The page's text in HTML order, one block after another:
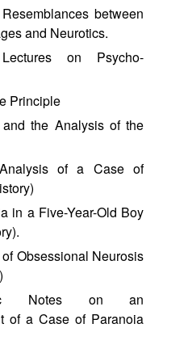
between
and Neurotics.
on Psycho-
Principle
the Analysis of the
of a Case of
in a Five-Year-Old Boy
Obsessional Neurosis
Notes on an
of a Case of Paranoia